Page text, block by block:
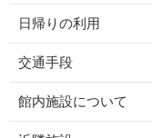
日帰りの利用
交通手段
館内施設について